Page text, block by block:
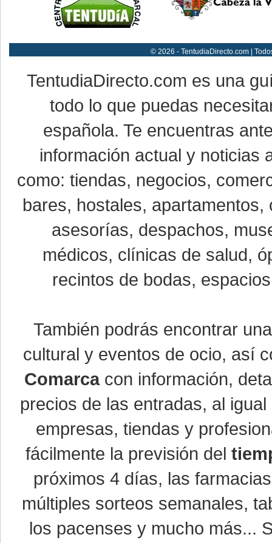
© 2026 - TentudiaDirecto.com |
TentudiaDirecto.com es una
todo lo que puedas
española. Te encuentras
información actual y noticias
como: tiendas, negocios,
bares, hostales,
asesorías, despachos,
médicos, clínicas de salud,
recintos de bodas,
También podrás encontrar
cultural y eventos de ocio, así
Comarcacon información,
precios de las entradas, al
empresas, tiendas y
fácilmente la previsión del
próximos 4 días, las
múltiples sorteos semanales,
los pacenses y mucho más...